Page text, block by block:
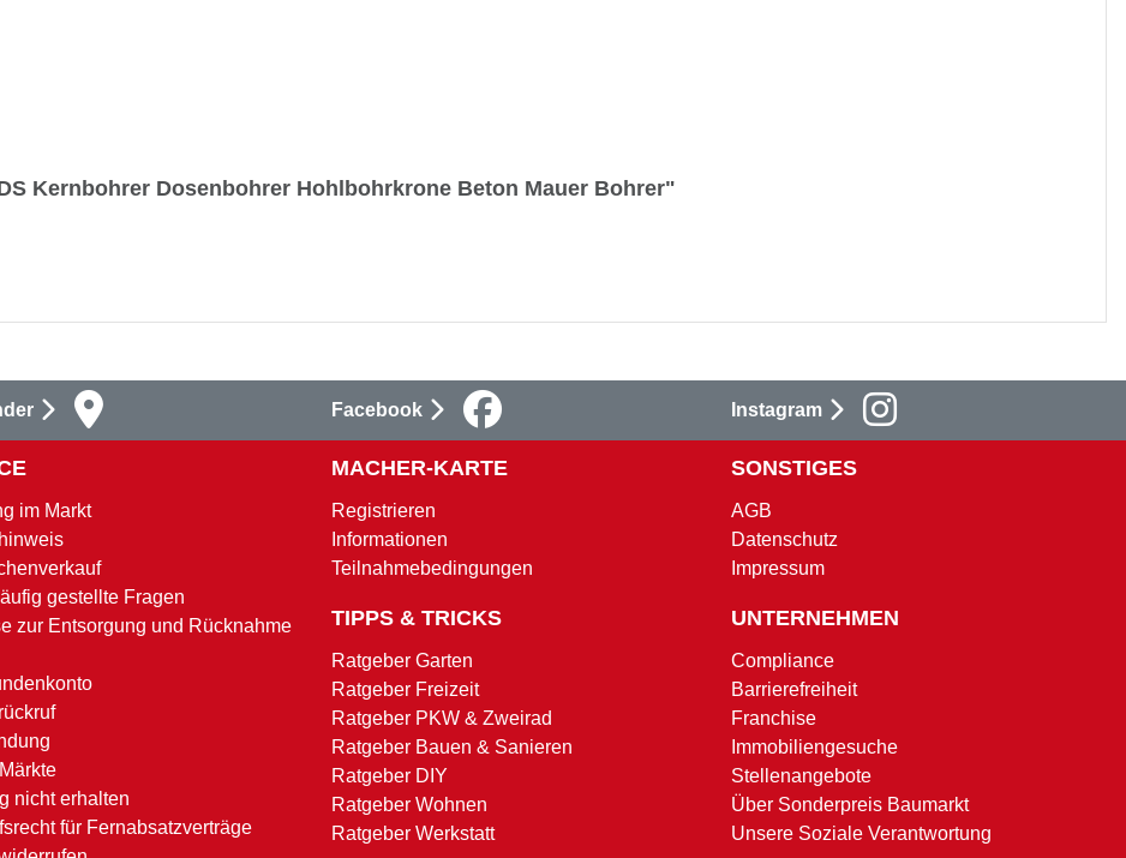
Kernbohrer Dosenbohrer Hohlbohrkrone Beton Mauer Bohrer"
Facebook Instagram
im Markt
gestellte Fragen
zur Entsorgung und Rücknahme
nicht erhalten
für Fernabsatzverträge
MACHER-KARTE
Registrieren
Informationen
Teilnahmebedingungen
TIPPS & TRICKS
Ratgeber Garten
Ratgeber Freizeit
Ratgeber PKW & Zweirad
Ratgeber Bauen & Sanieren
Ratgeber DIY
Ratgeber Wohnen
Ratgeber Werkstatt
SONSTIGES
AGB
Datenschutz
Impressum
UNTERNEHMEN
Compliance
Barrierefreiheit
Franchise
Immobiliengesuche
Stellenangebote
Über Sonderpreis Baumarkt
Unsere Soziale Verantwortung